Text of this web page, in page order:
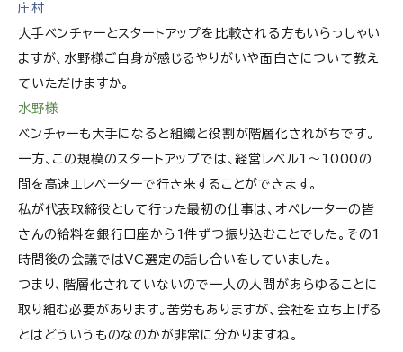
庄村
大手ベンチャーとスタートアップを比較される方もいらっしゃい
ますが、水野様ご自身が感じるやりがいや面白さについて教え
ていただけますか。
水野様
ベンチャーも大手になると組織と役割が階層化されがちです。
一方、この規模のスタートアップでは、経営レベル1～1000の
間を高速エレベーターで行き来することができます。
私が代表取締役として行った最初の仕事は、オペレーターの皆
さんの給料を銀行口座から1件ずつ振り込むことでした。その1
時間後の会議ではVC選定の話し合いをしていました。
つまり、階層化されていないので一人の人間があらゆることに
取り組む必要があります。苦労もありますが、会社を立ち上げる
とはどういうものなのかが非常に分かりますね。